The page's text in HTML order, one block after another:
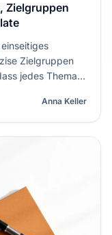
Zielgruppen
Zielgruppen
jedes Thema
und als
Anna Keller